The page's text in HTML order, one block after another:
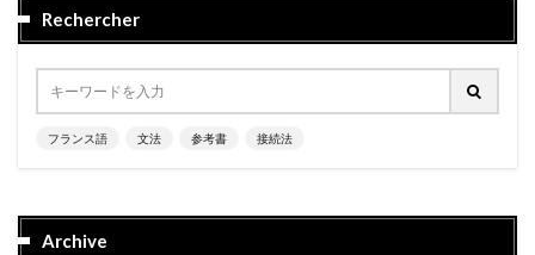
Rechercher
フランス語 文法 参考書 接続法
Archive